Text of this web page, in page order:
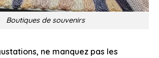
Boutiques de souvenirs
ne manquez pas les